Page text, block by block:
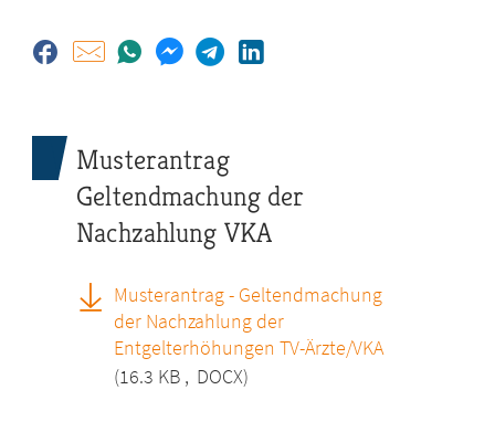
Musterantrag
Geltendmachung der
Nachzahlung VKA
Musterantrag - Geltendmachung
der Nachzahlung der
Entgelterhöhungen TV-Ärzte/VKA
(16.3 KB , DOCX)